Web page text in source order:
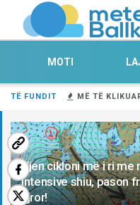
TË FUNDIT MË TË
Vjen cikloni më i ri me
intensive shiu, pason
ajror!
MOTI